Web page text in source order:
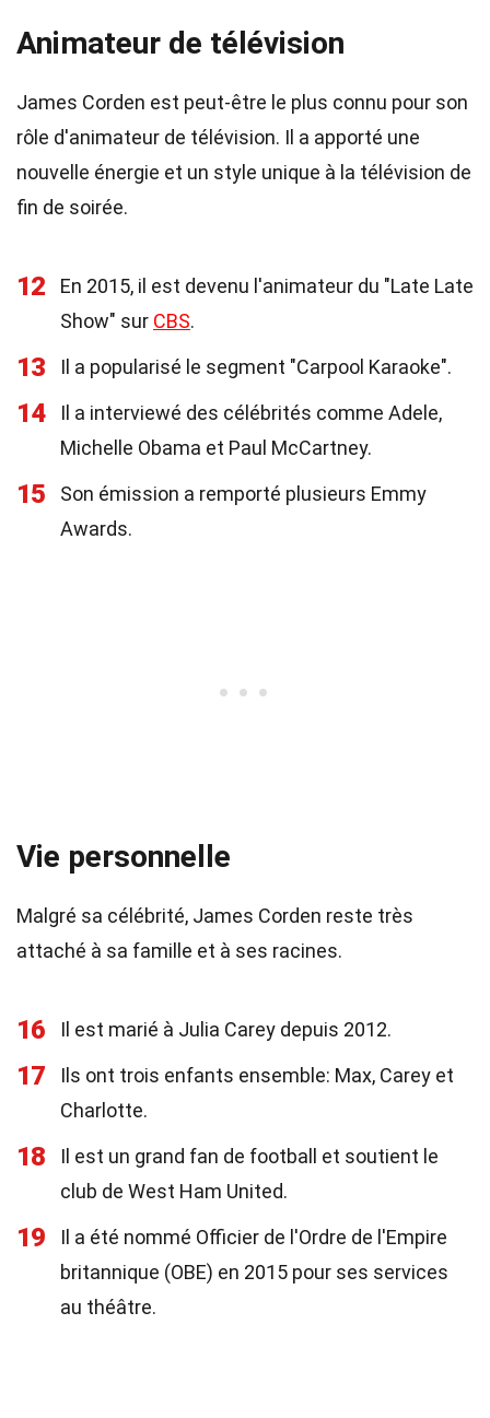
Animateur de télévision
James Corden est peut-être le plus connu pour son
rôle d'animateur de télévision. Il a apporté une
nouvelle énergie et un style unique à la télévision de
fin de soirée.
12
En 2015, il est devenu l'animateur du "Late Late
Show" sur CBS.
13 Il a popularisé le segment "Carpool Karaoke".
14
Il a interviewé des célébrités comme Adele,
Michelle Obama et Paul McCartney.
15
Son émission a remporté plusieurs Emmy
Awards.
Vie personnelle
Malgré sa célébrité, James Corden reste très
attaché à sa famille et à ses racines.
16 Il est marié à Julia Carey depuis 2012.
17
Ils ont trois enfants ensemble: Max, Carey et
Charlotte.
18
Il est un grand fan de football et soutient le
club de West Ham United.
19
Il a été nommé Officier de l'Ordre de l'Empire
britannique (OBE) en 2015 pour ses services
au théâtre.